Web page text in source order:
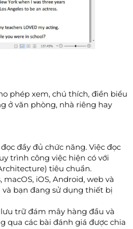
phép xem, chú thích, điền biểu
ở văn phòng, nhà riêng hay
đầy đủ chức năng. Việc đọc
trình công việc hiện có với
tiêu chuẩn.
iOS, Android, web và
bạn đang sử dụng thiết bị
trữ đám mây hàng đầu và
qua các bài đánh giá được chia